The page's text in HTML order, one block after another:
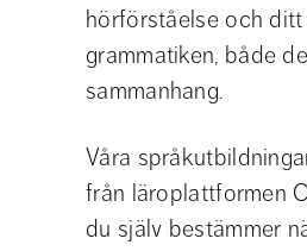
hörförståelse och
grammatiken, både
sammanhang.
Våra
från läroplattformen
du själv bestämmer